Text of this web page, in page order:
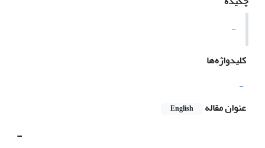
-
کلیدواژه‌ها
-
عنوان مقاله
English
-